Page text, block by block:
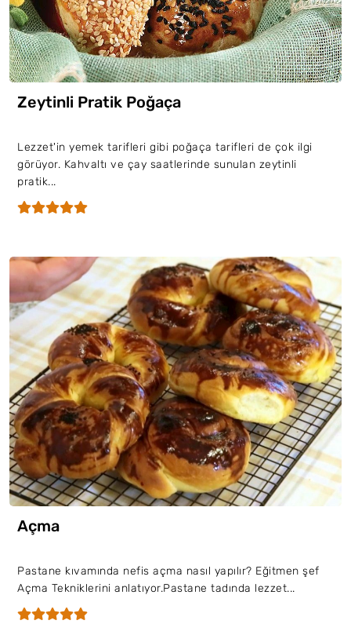
Zeytinli Pratik Poğaça
Lezzet'in yemek tarifleri gibi poğaça tarifleri de çok ilgi
görüyor. Kahvaltı ve çay saatlerinde sunulan zeytinli
pratik...
Açma
Pastane kıvamında nefis açma nasıl yapılır? Eğitmen şef
Açma Tekniklerini anlatıyor.Pastane tadında lezzet...